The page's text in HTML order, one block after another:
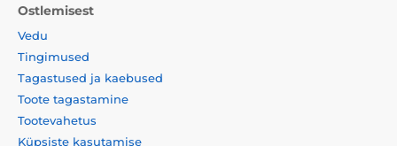
Ostlemisest
Vedu
Tingimused
Tagastused ja kaebused
Toote tagastamine
Tootevahetus
Küpsiste kasutamise